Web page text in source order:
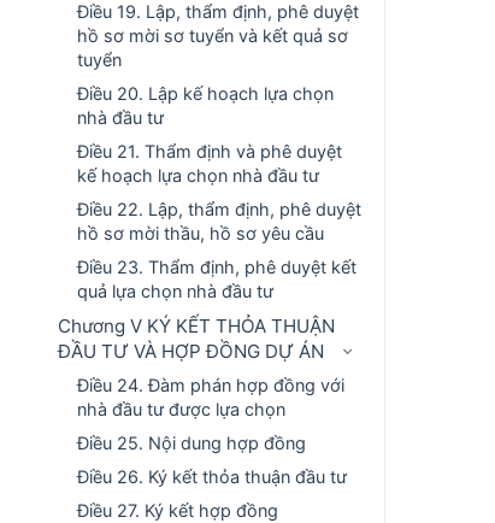
Điều 19. Lập, thẩm định, phê duyệt
hồ sơ mời sơ tuyển và kết quả sơ
tuyển
Điều 20. Lập kế hoạch lựa chọn
nhà đầu tư
Điều 21. Thẩm định và phê duyệt
kế hoạch lựa chọn nhà đầu tư
Điều 22. Lập, thẩm định, phê duyệt
hồ sơ mời thầu, hồ sơ yêu cầu
Điều 23. Thẩm định, phê duyệt kết
quả lựa chọn nhà đầu tư
Chương V KÝ KẾT THỎA THUẬN
ĐẦU TƯ VÀ HỢP ĐỒNG DỰ ÁN
Điều 24. Đàm phán hợp đồng với
nhà đầu tư được lựa chọn
Điều 25. Nội dung hợp đồng
Điều 26. Ký kết thỏa thuận đầu tư
Điều 27. Ký kết hợp đồng